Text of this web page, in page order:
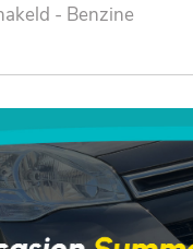
- Benzine